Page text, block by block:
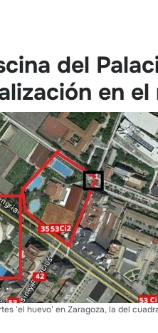
del
en el
‘el huevo’ en Zaragoza, la del